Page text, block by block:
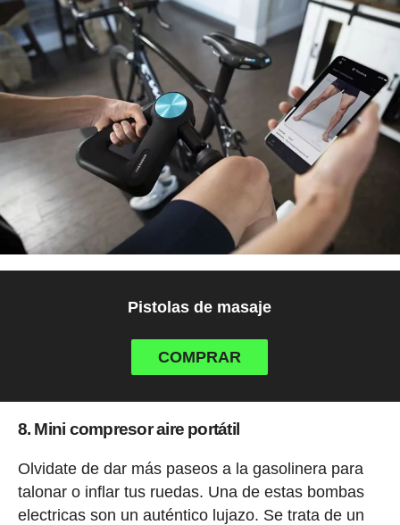
Pistolas de masaje
COMPRAR
8. Mini compresor aire portátil
Olvidate de dar más paseos a la gasolinera para
talonar o inflar tus ruedas. Una de estas bombas
electricas son un auténtico lujazo. Se trata de un